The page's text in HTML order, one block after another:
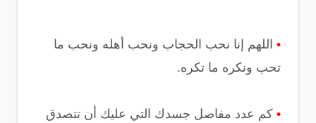
• اللهم إنا نحب الحجاب ونحب أهله ونحب ما
تحب ونكره ما تكره.
• كم عدد مفاصل جسدك التي عليك أن تتصدق